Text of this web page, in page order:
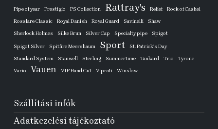
Pipe of year Prestigio PS Collection Rattray's Relief
Rock of Cashel
Rosslare Classic
Royal Danish Royal Guard Savinelli
Shaw
Sherlock Holmes
Silke Brun Silver Cap Specialty pipe Spigot
Spigot Silver Spitfire Meershaum Sport
St. Patrick's Day
Standard System
Stanwell Sterling Summertime Tankard Trio
Tyrone
Vario
Vauen VIP Hand Cut Viprati Winslow
Szállítási infók
Adatkezelési tájékoztató